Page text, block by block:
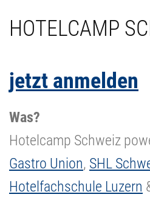
HOTELCAMP
jetzt anmelden
Was?
Hotelcamp Schweiz
Gastro Union, SHL
Hotelfachschule Luzern